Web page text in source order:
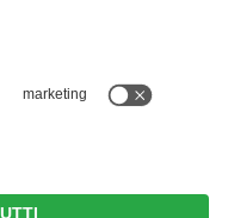
aggiornamento dei
chiedendo